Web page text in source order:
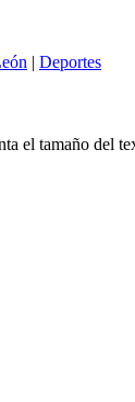
| Deportes